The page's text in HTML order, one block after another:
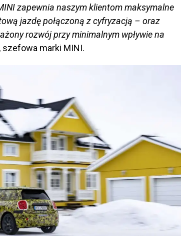
zapewnia naszym klientom maksymalne
jazdę połączoną z cyfryzacją – oraz
rozwój przy minimalnym wpływie na
, szefowa marki MINI.